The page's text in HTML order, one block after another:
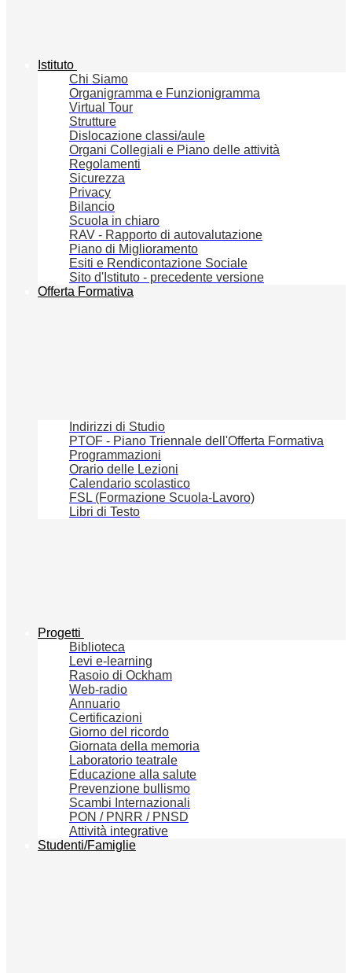
Istituto
Chi Siamo
Organigramma e Funzionigramma
Virtual Tour
Strutture
Dislocazione classi/aule
Organi Collegiali e Piano delle attività
Regolamenti
Sicurezza
Privacy
Bilancio
Scuola in chiaro
RAV - Rapporto di autovalutazione
Piano di Miglioramento
Esiti e Rendicontazione Sociale
Sito d'Istituto - precedente versione
Offerta Formativa
Indirizzi di Studio
PTOF - Piano Triennale dell'Offerta Formativa
Programmazioni
Orario delle Lezioni
Calendario scolastico
FSL (Formazione Scuola-Lavoro)
Libri di Testo
Progetti
Biblioteca
Levi e-learning
Rasoio di Ockham
Web-radio
Annuario
Certificazioni
Giorno del ricordo
Giornata della memoria
Laboratorio teatrale
Educazione alla salute
Prevenzione bullismo
Scambi Internazionali
PON / PNRR / PNSD
Attività integrative
Studenti/Famiglie